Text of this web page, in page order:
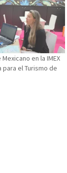
en la IMEX
el Turismo de